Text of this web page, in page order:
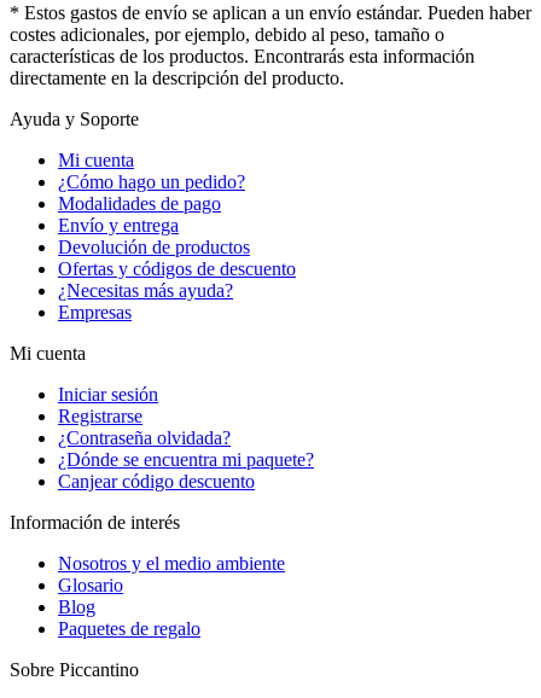
* Estos gastos de envío se aplican a un envío estándar. Pueden haber
costes adicionales, por ejemplo, debido al peso, tamaño o
características de los productos. Encontrarás esta información
directamente en la descripción del producto.
Ayuda y Soporte
Mi cuenta
¿Cómo hago un pedido?
Modalidades de pago
Envío y entrega
Devolución de productos
Ofertas y códigos de descuento
¿Necesitas más ayuda?
Empresas
Mi cuenta
Iniciar sesión
Registrarse
¿Contraseña olvidada?
¿Dónde se encuentra mi paquete?
Canjear código descuento
Información de interés
Nosotros y el medio ambiente
Glosario
Blog
Paquetes de regalo
Sobre Piccantino